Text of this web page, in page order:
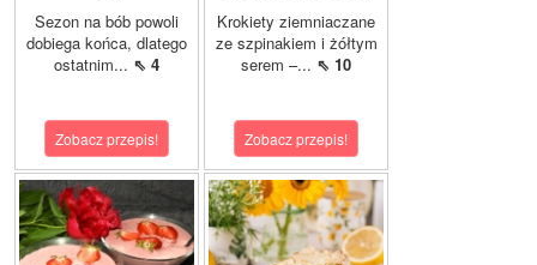
Sezon na bób powoli
dobiega końca, dlatego
ostatnim... ⇖ 4
Zobacz przepis!
Krokiety ziemniaczane
ze szpinakiem i żółtym
serem –... ⇖ 10
Zobacz przepis!